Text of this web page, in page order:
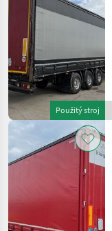
Kögel
Schmitz
Krone
Schwarzmüller
Humbaur
Použitý stroj